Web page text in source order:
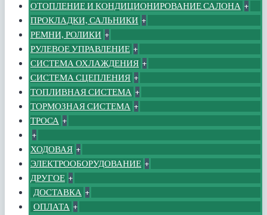
ОТОПЛЕНИЕ И КОНДИЦИОНИРОВАНИЕ САЛОНА +
ПРОКЛАДКИ, САЛЬНИКИ +
РЕМНИ, РОЛИКИ +
РУЛЕВОЕ УПРАВЛЕНИЕ +
СИСТЕМА ОХЛАЖДЕНИЯ +
СИСТЕМА СЦЕПЛЕНИЯ +
ТОПЛИВНАЯ СИСТЕМА +
ТОРМОЗНАЯ СИСТЕМА +
ТРОСА +
+
ХОДОВАЯ +
ЭЛЕКТРООБОРУДОВАНИЕ +
ДРУГОЕ +
ДОСТАВКА +
ОПЛАТА +